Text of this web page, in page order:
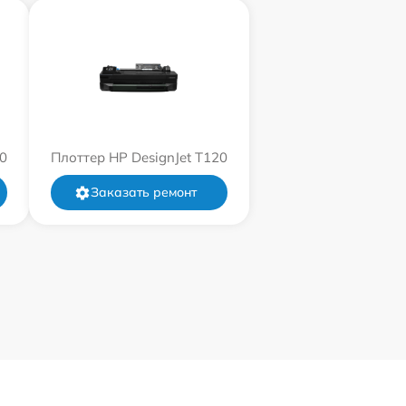
Плоттер HP DesignJet T120
Заказать ремонт